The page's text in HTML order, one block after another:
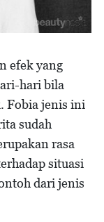
efek yang
hari bila
Fobia jenis ini
sudah
rasa
situasi
dari jenis